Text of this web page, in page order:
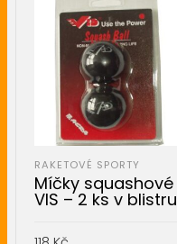
RAKETOVÉ SPORTY
Míčky squashové
VIS – 2 ks v blistru